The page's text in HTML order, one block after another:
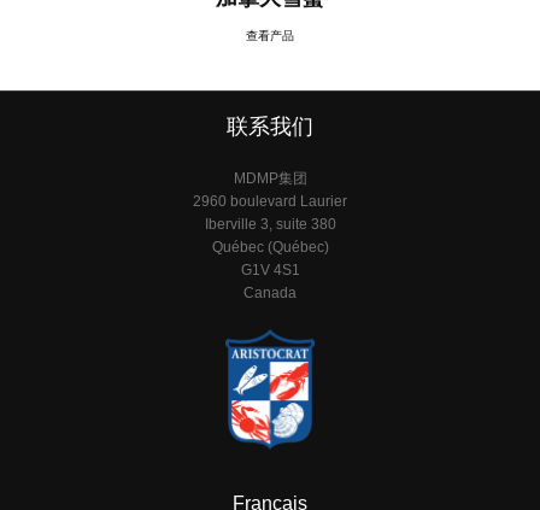
查看产品
联系我们
MDMP集团
2960 boulevard Laurier
Iberville 3, suite 380
Québec (Québec)
G1V 4S1
Canada
Français